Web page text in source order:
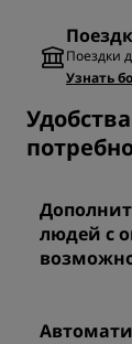
Поездки
Узнать
людей с